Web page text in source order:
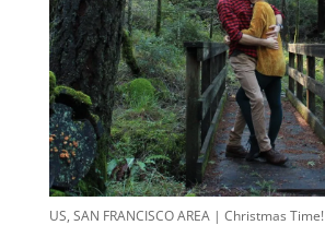
US, SAN FRANCISCO AREA | Christmas Time!